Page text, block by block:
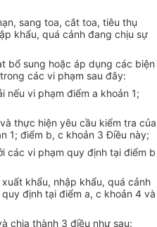
sang toa, cắt toa, tiêu thụ
khẩu, quá cảnh đang chịu sự
bổ sung hoặc áp dụng các biện
các vi phạm sau đây:
nếu vi phạm điểm a khoản 1;
thực hiện yêu cầu kiểm tra của
1; điểm b, c khoản 3 Điều này;
các vi phạm quy định tại điểm b
khẩu, nhập khẩu, quá cảnh
định tại điểm a, c khoản 4 và
chia thành 3 điều như sau: